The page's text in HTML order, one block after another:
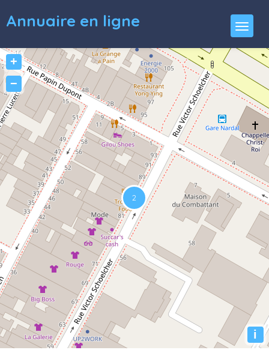
Annuaire en ligne
+
−
i